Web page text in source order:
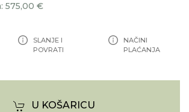
575,00 €
SLANJE I
POVRATI
NAČINI
PLAĆANJA
U KOŠARICU